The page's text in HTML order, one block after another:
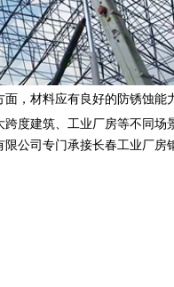
，材料应有良好的防锈蚀
度建筑、工业厂房等不同场
公司专门承接长春工业厂